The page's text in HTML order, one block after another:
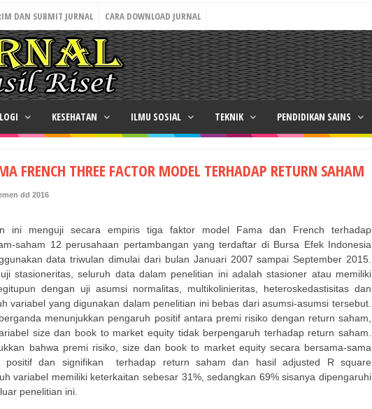
DAN SUBMIT JURNAL CARA DOWNLOAD JURNAL
KESEHATAN ILMU SOSIAL TEKNIK PENDIDIKAN SAINS
FRENCH THREE FACTOR MODEL TERHADAP RETURN SAHAM
dd 2016
ini menguji secara empiris tiga faktor model Fama dan French terhadap
saham 12 perusahaan pertambangan yang terdaftar di Bursa Efek Indonesia
data triwulan dimulai dari bulan Januari 2007 sampai September 2015.
stasioneritas, seluruh data dalam penelitian ini adalah stasioner atau memiliki
dengan uji asumsi normalitas, multikolinieritas, heteroskedastisitas dan
variabel yang digunakan dalam penelitian ini bebas dari asumsi-asumsi tersebut.
menunjukkan pengaruh positif antara premi risiko dengan return saham,
size dan book to market equity tidak berpengaruh terhadap return saham.
bahwa premi risiko, size dan book to market equity secara bersama-sama
positif dan signifikan
terhadap return saham dan hasil adjusted R square
variabel memiliki keterkaitan sebesar 31%, sedangkan 69% sisanya dipengaruhi
penelitian ini.